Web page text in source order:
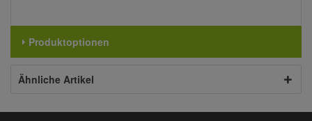
Produktoptionen
Ähnliche Artikel